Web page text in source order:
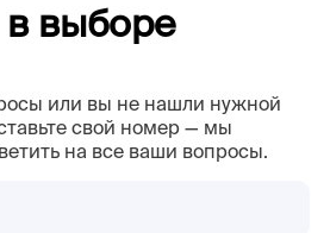
выборе
или вы не нашли нужной
свой номер — мы
на все ваши вопросы.